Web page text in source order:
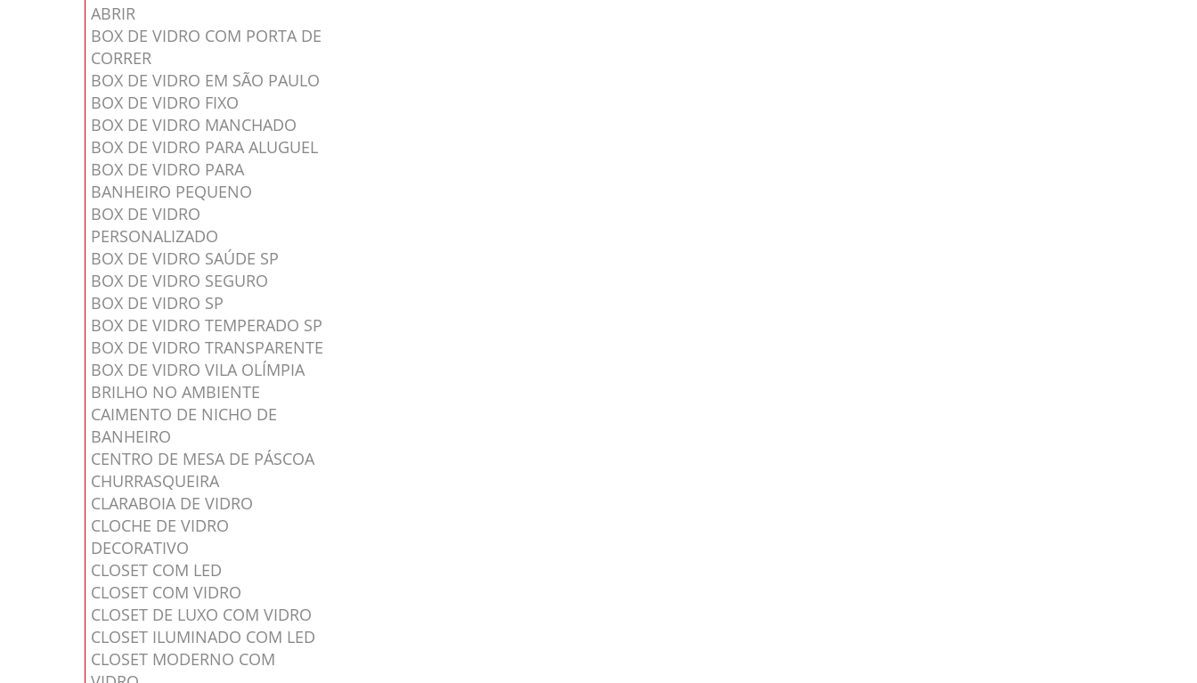
ABRIR
BOX DE VIDRO COM PORTA DE
CORRER
BOX DE VIDRO EM SÃO PAULO
BOX DE VIDRO FIXO
BOX DE VIDRO MANCHADO
BOX DE VIDRO PARA ALUGUEL
BOX DE VIDRO PARA
BANHEIRO PEQUENO
BOX DE VIDRO
PERSONALIZADO
BOX DE VIDRO SAÚDE SP
BOX DE VIDRO SEGURO
BOX DE VIDRO SP
BOX DE VIDRO TEMPERADO SP
BOX DE VIDRO TRANSPARENTE
BOX DE VIDRO VILA OLÍMPIA
BRILHO NO AMBIENTE
CAIMENTO DE NICHO DE
BANHEIRO
CENTRO DE MESA DE PÁSCOA
CHURRASQUEIRA
CLARABOIA DE VIDRO
CLOCHE DE VIDRO
DECORATIVO
CLOSET COM LED
CLOSET COM VIDRO
CLOSET DE LUXO COM VIDRO
CLOSET ILUMINADO COM LED
CLOSET MODERNO COM